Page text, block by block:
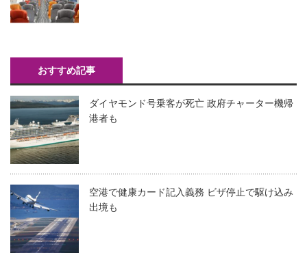
おすすめ記事
ダイヤモンド号乗客が死亡 政府チャーター機帰
港者も
空港で健康カード記入義務 ビザ停止で駆け込み
出境も